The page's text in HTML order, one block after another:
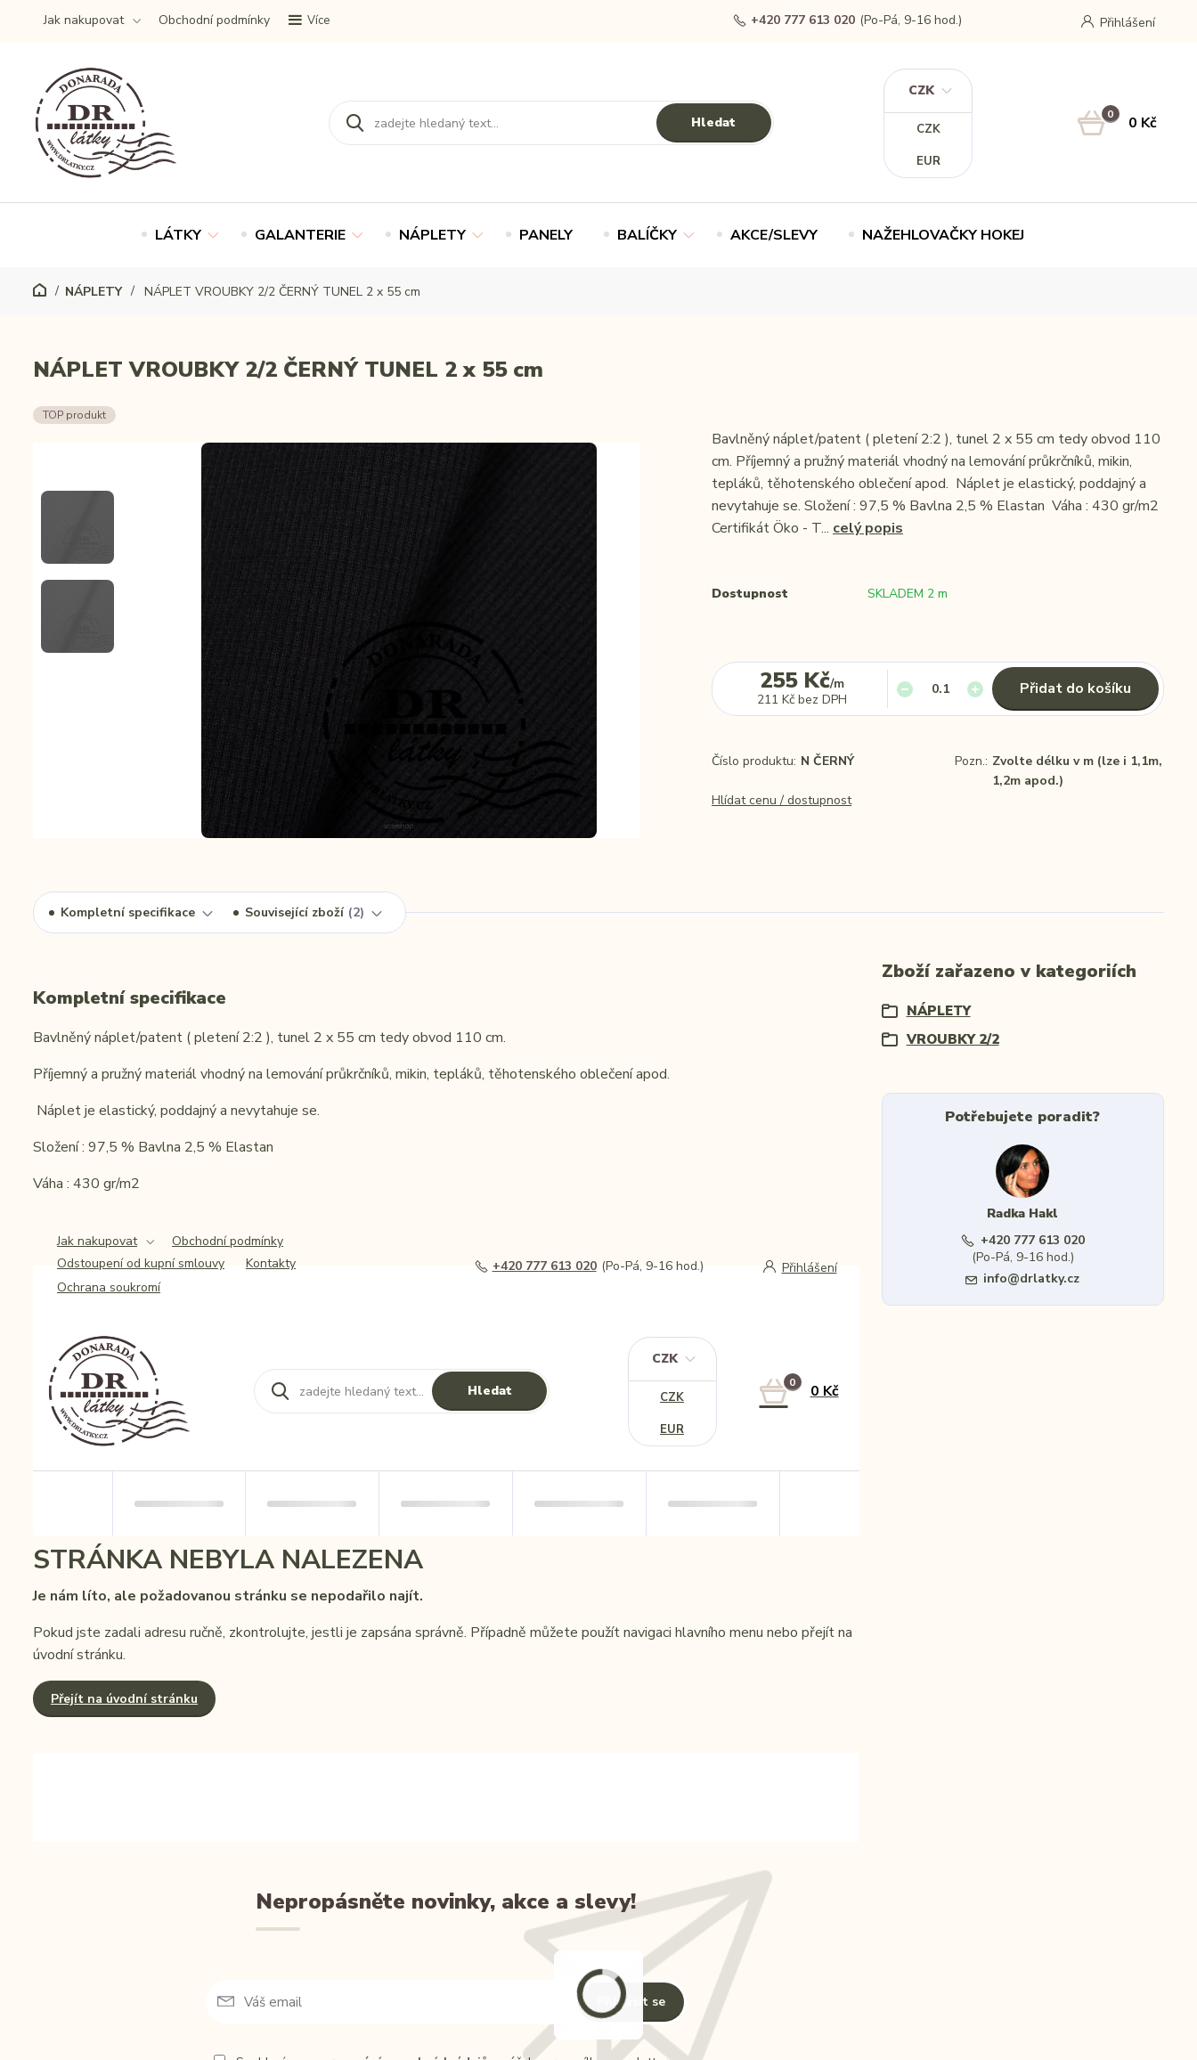
Jak nakupovat Obchodní podmínky Více
CZK
CZK
EUR
Přihlášení
Hledat
+420 777 613 020 (Po-Pá, 9-16 hod.)
0 0 Kč
LÁTKY GALANTERIE NÁPLETY PANELY BALÍČKY AKCE/SLEVY NAŽEHLOVAČKY HOKEJ
NÁPLETY NÁPLET VROUBKY 2/2 ČERNÝ TUNEL 2 x 55 cm
NÁPLET VROUBKY 2/2 ČERNÝ TUNEL 2 x 55 cm
TOP produkt
Bavlněný náplet/patent ( pletení 2:2 ), tunel 2 x 55 cm tedy obvod 110
cm. Příjemný a pružný materiál vhodný na lemování průkrčníků, mikin,
tepláků, těhotenského oblečení apod. Náplet je elastický, poddajný a
nevytahuje se. Složení : 97,5 % Bavlna 2,5 % Elastan Váha : 430 gr/m2
Certifikát Öko - T... celý popis
Dostupnost SKLADEM 2 m
255 Kč/m
211 Kč bez DPH
Přidat do košíku
Číslo produktu: N ČERNÝ Pozn.: Zvolte délku v m (lze i 1,1m,
1,2m apod.)
Hlídat cenu / dostupnost
Kompletní specifikace Související zboží 2
Kompletní specifikace
Bavlněný náplet/patent ( pletení 2:2 ), tunel 2 x 55 cm tedy obvod 110 cm.
Příjemný a pružný materiál vhodný na lemování průkrčníků, mikin, tepláků, těhotenského oblečení apod.
Náplet je elastický, poddajný a nevytahuje se.
Složení : 97,5 % Bavlna 2,5 % Elastan
Váha : 430 gr/m2
Jak nakupovat
Obchodní podmínky
Odstoupení od kupní smlouvy
Kontakty
Ochrana soukromí
CZK
CZK
EUR
Přihlášení
Hledat
+420 777 613 020 (Po-Pá, 9-16 hod.)
0 0 Kč
STRÁNKA NEBYLA NALEZENA
Je nám líto, ale požadovanou stránku se nepodařilo najít.
Pokud jste zadali adresu ručně, zkontrolujte, jestli je zapsána správně. Případně můžete použít navigaci hlavního menu nebo přejít na
úvodní stránku.
Přejít na úvodní stránku
Nepropásněte novinky, akce a slevy!
Přihlásit se
Zboží zařazeno v kategoriích
NÁPLETY
VROUBKY 2/2
Potřebujete poradit?
Radka Hakl
+420 777 613 020
(Po-Pá, 9-16 hod.)
info@drlatky.cz